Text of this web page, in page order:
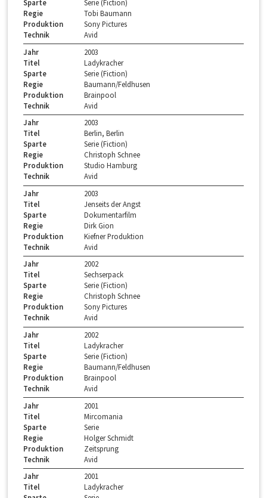
Sparte
Serie (Fiction)
Regie
Tobi Baumann
Produktion
Sony Pictures
Technik
Avid
Jahr
2003
Titel
Ladykracher
Sparte
Serie (Fiction)
Regie
Baumann/Feldhusen
Produktion
Brainpool
Technik
Avid
Jahr
2003
Titel
Berlin, Berlin
Sparte
Serie (Fiction)
Regie
Christoph Schnee
Produktion
Studio Hamburg
Technik
Avid
Jahr
2003
Titel
Jenseits der Angst
Sparte
Dokumentarfilm
Regie
Dirk Gion
Produktion
Kiefner Produktion
Technik
Avid
Jahr
2002
Titel
Sechserpack
Sparte
Serie (Fiction)
Regie
Christoph Schnee
Produktion
Sony Pictures
Technik
Avid
Jahr
2002
Titel
Ladykracher
Sparte
Serie (Fiction)
Regie
Baumann/Feldhusen
Produktion
Brainpool
Technik
Avid
Jahr
2001
Titel
Mircomania
Sparte
Serie
Regie
Holger Schmidt
Produktion
Zeitsprung
Technik
Avid
Jahr
2001
Titel
Ladykracher